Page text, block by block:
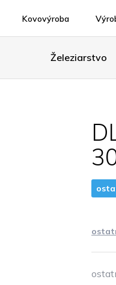
Kovovýroba
Železiarstvo